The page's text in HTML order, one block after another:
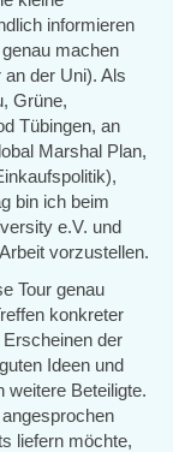
informieren
machen
der Uni). Als
Grüne,
Tübingen, an
Marshal Plan,
bin ich beim
e.V. und
vorzustellen.
Tour genau
konkreter
der
Ideen und
weitere Beteiligte.
liefern möchte,